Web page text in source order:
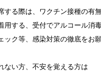
する際は、ワクチン接種の有
用する、受付でアルコール消毒
ック等、感染対策の徹底をお
ない方、不安を覚える方は